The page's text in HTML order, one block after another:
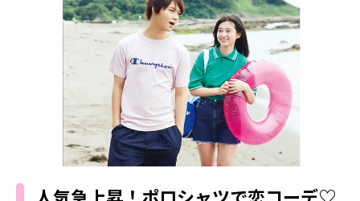
ファッションニュース
モデル私服
BEAUTY
ビューティニュース
トレンドメイク
ベストコスメ
ヘアアレンジ・ヘアケア
スキンケア
ボディケア
SCHOOL
スクールニュース
制服コーデ
学校ヘアメイク
勉強・受験・進路
ENTERTAINMENT
エンタメニュース
なにわ男子
K-POP
LIFESTYLE
ライフスタイルニュース
JKランキング・アワード
モデルの購入品
JK TREND
MODELS